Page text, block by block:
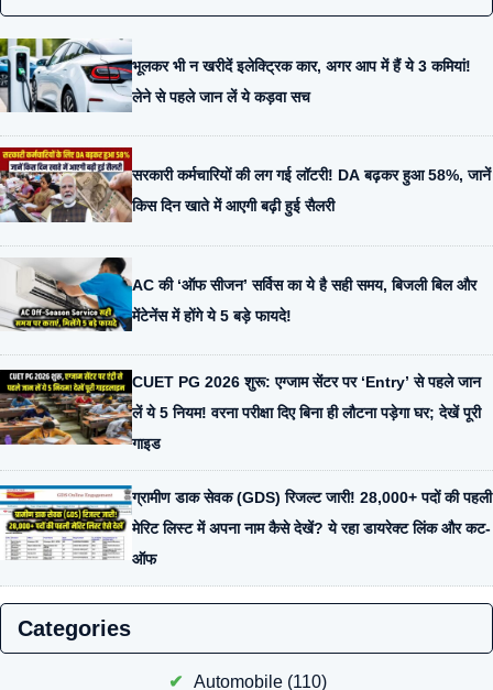
भूलकर भी न खरीदें इलेक्ट्रिक कार, अगर आप में हैं ये 3 कमियां!
लेने से पहले जान लें ये कड़वा सच
सरकारी कर्मचारियों की लग गई लॉटरी! DA बढ़कर हुआ 58%, जानें
किस दिन खाते में आएगी बढ़ी हुई सैलरी
AC की ‘ऑफ सीजन’ सर्विस का ये है सही समय, बिजली बिल और
मेंटेनेंस में होंगे ये 5 बड़े फायदे!
CUET PG 2026 शुरू: एग्जाम सेंटर पर ‘Entry’ से पहले जान
लें ये 5 नियम! वरना परीक्षा दिए बिना ही लौटना पड़ेगा घर; देखें पूरी
गाइड
ग्रामीण डाक सेवक (GDS) रिजल्ट जारी! 28,000+ पदों की पहली
मेरिट लिस्ट में अपना नाम कैसे देखें? ये रहा डायरेक्ट लिंक और कट-
ऑफ
Categories
Automobile(110)